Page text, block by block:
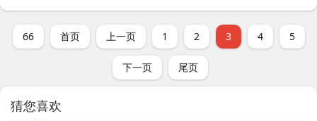
66 首页 上一页 1 2 3 4 5
下一页 尾页
猜您喜欢